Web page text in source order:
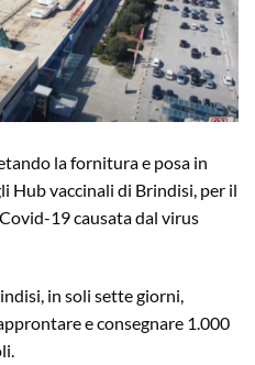
la fornitura e posa in
Hub vaccinali di Brindisi, per il
19 causata dal virus
in soli sette giorni,
e consegnare 1.000